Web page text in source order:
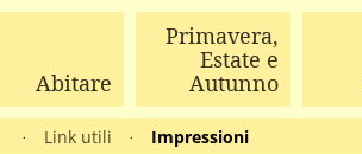
· Link utili · Impressioni
Abitare
Primavera,
Estate e
Autunno